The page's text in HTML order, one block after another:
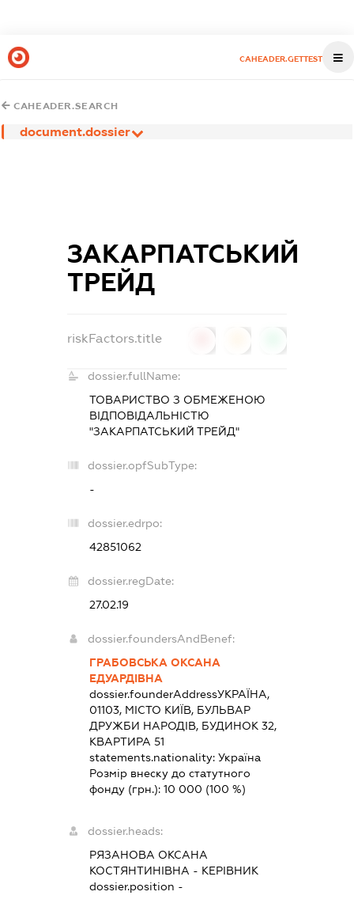
CAHEADER.GETTEST
CAHEADER.SEARCH
document.dossier
ЗАКАРПАТСЬКИЙ
ТРЕЙД
riskFactors.title
dossier.fullName:
ТОВАРИСТВО З ОБМЕЖЕНОЮ
ВІДПОВІДАЛЬНІСТЮ
"ЗАКАРПАТСЬКИЙ ТРЕЙД"
dossier.opfSubType:
-
dossier.edrpo:
42851062
dossier.regDate:
27.02.19
dossier.foundersAndBenef:
ГРАБОВСЬКА ОКСАНА
ЕДУАРДІВНА
dossier.founderAddressУКРАЇНА,
01103, МІСТО КИЇВ, БУЛЬВАР
ДРУЖБИ НАРОДІВ, БУДИНОК 32,
КВАРТИРА 51
statements.nationality:Україна
Розмір внеску до статутного
фонду (грн.):10 000 (100 %)
dossier.heads:
РЯЗАНОВА ОКСАНА
КОСТЯНТИНІВНА - КЕРІВНИК
dossier.position -